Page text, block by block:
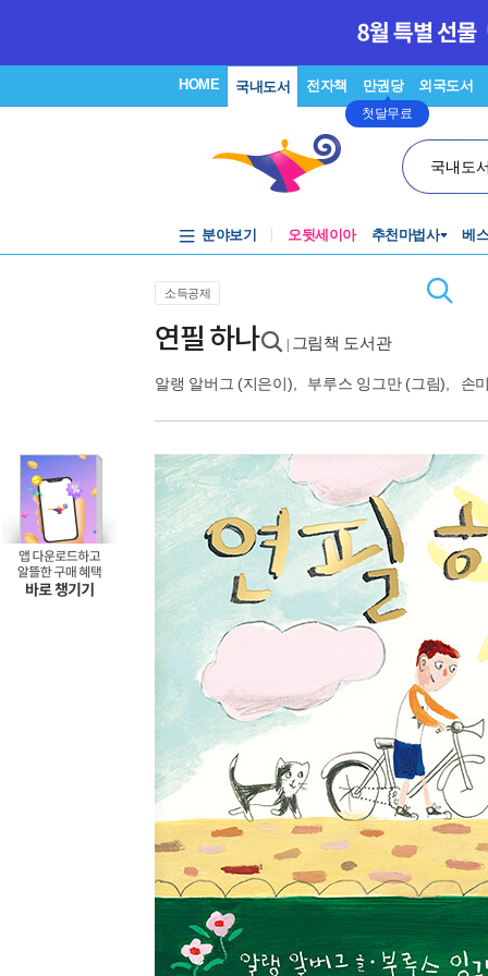
HOME 국내도서 전자책 만권당
첫달무료
외국도서
국내도
분야보기 오뒷세이아 추천마법사 베
소득공제
연필 하나 그림책 도서관
알랭 알버그 (지은이), 부루스 잉그만(그림), 손